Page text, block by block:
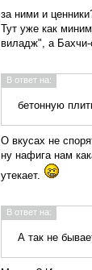
за ними и
Тут уже как
виладж", а Бахчи-
В ответ на:
бетонную
О вкусах не
ну нафига нам
утекает.
В ответ на:
А так не